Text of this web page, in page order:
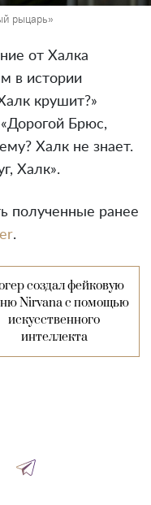
рыцарь»
от Халка
в истории
крушит?»
Брюс,
Халк не знает.
Халк».
полученные ранее
.
создал фейковую
Nirvana с помощью
искусственного
интеллекта